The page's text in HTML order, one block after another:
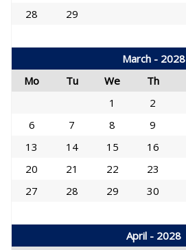
28
29
March - 2028
Mo
Tu We Th
1
2
6
7 8 9
13
14 15 16
20
21 22 23
27
28 29 30
April - 2028